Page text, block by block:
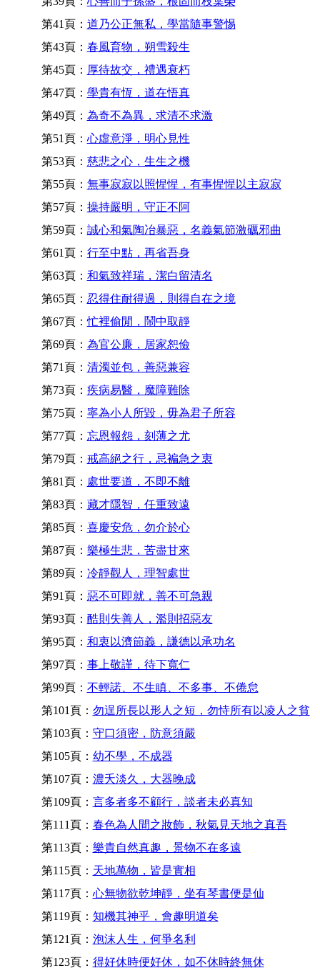
第41頁： 道乃公正無私，學當隨事警惕
第43頁： 春風育物，朔雪殺生
第45頁： 厚待故交，禮遇衰朽
第47頁： 學貴有恆，道在悟真
第49頁： 為奇不為異，求清不求激
第51頁： 心虛意淨，明心見性
第53頁： 慈悲之心，生生之機
第55頁： 無事寂寂以照惺惺，有事惺惺以主寂寂
第57頁： 操持嚴明，守正不阿
第59頁： 誠心和氣陶冶暴惡，名義氣節激礪邪曲
第61頁： 行至中點，再省吾身
第63頁： 和氣致祥瑞，潔白留清名
第65頁： 忍得住耐得過，則得自在之境
第67頁：忙裡偷閒，鬧中取靜
第69頁： 為官公廉，居家恕儉
第71頁： 清濁並包，善惡兼容
第73頁： 疾病易醫，魔障難除
第75頁： 寧為小人所毀，毋為君子所容
第77頁： 忘恩報怨，刻薄之尤
第79頁： 戒高絕之行，忌褊急之衷
第81頁： 處世要道，不即不離
第83頁： 藏才隱智，任重致遠
第85頁： 喜慶安危，勿介於心
第87頁： 樂極生悲，苦盡甘來
第89頁： 冷靜觀人，理智處世
第91頁： 惡不可即就，善不可急親
第93頁： 酷則失善人，濫則招惡友
第95頁： 和衷以濟節義，謙德以承功名
第97頁： 事上敬謹，待下寬仁
第99頁： 不輕諾、不生瞋、不多事、不倦怠
第101頁： 勿逞所長以形人之短，勿恃所有以凌人之貧
第103頁： 守口須密，防意須嚴
第105頁： 幼不學，不成器
第107頁： 濃夭淡久，大器晚成
第109頁： 言多者多不顧行，談者未必真知
第111頁： 春色為人間之妝飾，秋氣見天地之真吾
第113頁： 樂貴自然真趣，景物不在多遠
第115頁： 天地萬物，皆是實相
第117頁： 心無物欲乾坤靜，坐有琴書便是仙
第119頁： 知機其神乎，會趣明道矣
第121頁： 泡沫人生，何爭名利
第123頁： 得好休時便好休，如不休時終無休